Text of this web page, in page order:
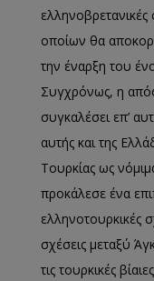
οποίων θα
την έναρξη του
Συγχρόνως, η
συγκαλέσει επ’
αυτής και της
Τουρκίας ως
προκάλεσε ένα
ελληνοτουρκικές
σχέσεις μεταξύ
τις τουρκικές